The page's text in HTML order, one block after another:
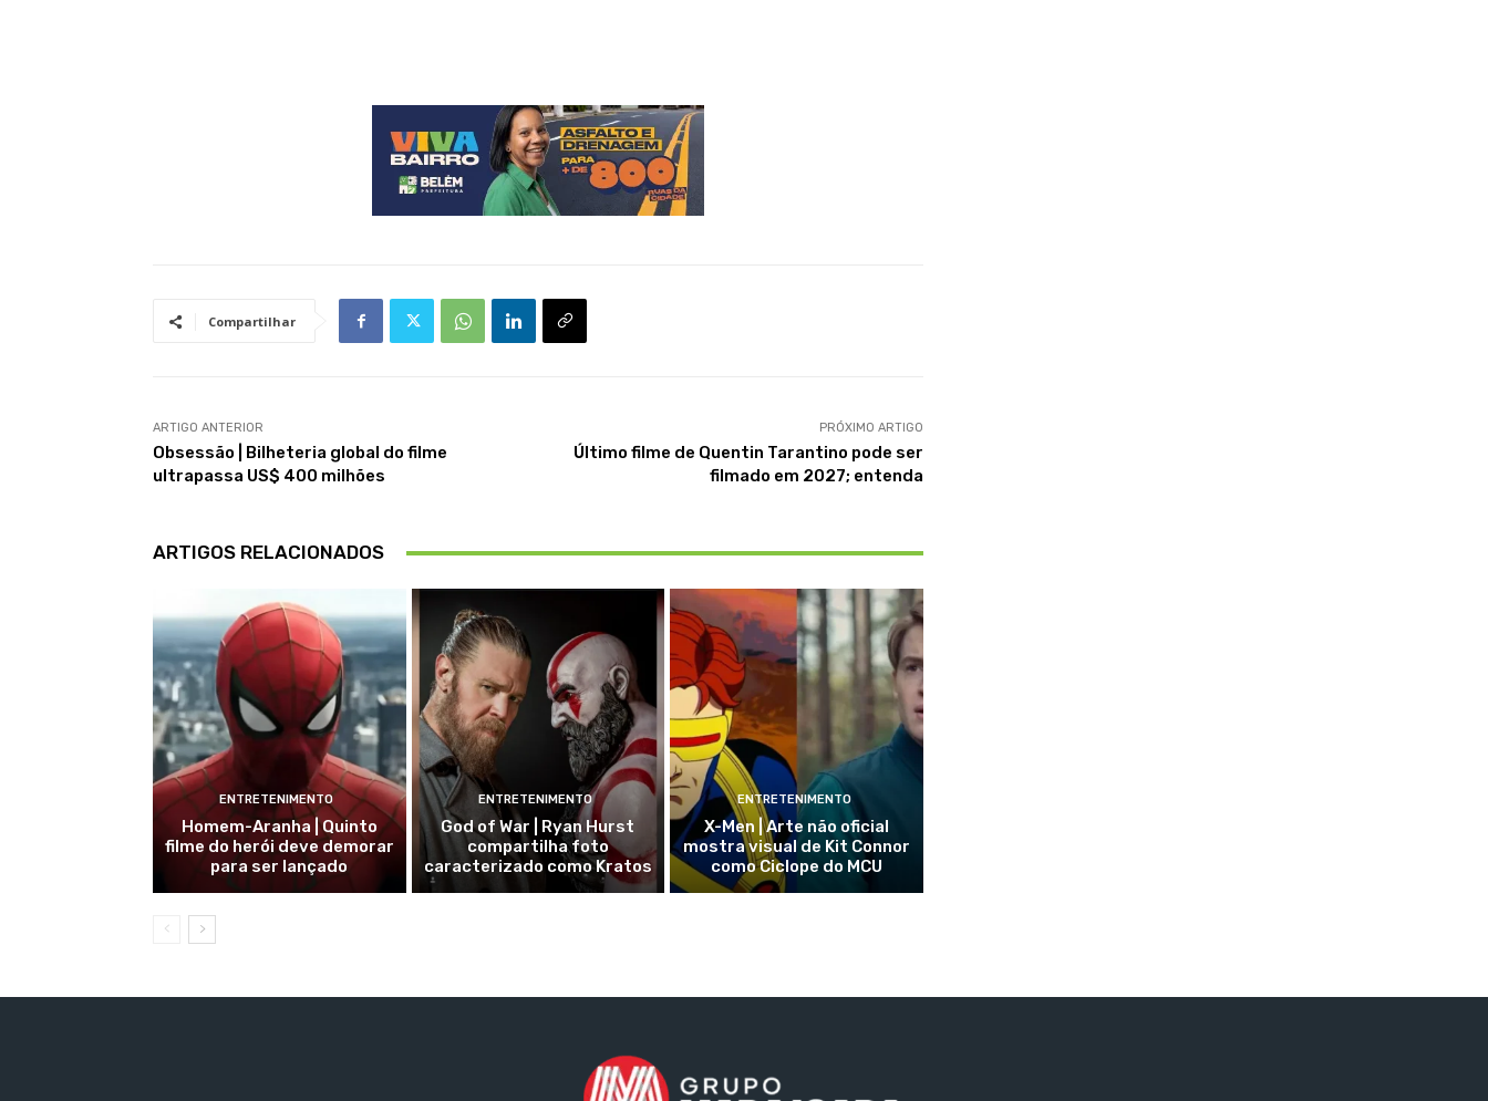
Compartilhar
ARTIGO ANTERIOR
Obsessão | Bilheteria global do filme
ultrapassa US$ 400 milhões
PRÓXIMO ARTIGO
Último filme de Quentin Tarantino pode ser
filmado em 2027; entenda
ARTIGOS RELACIONADOS
ENTRETENIMENTO
Homem-Aranha | Quinto
filme do herói deve demorar
para ser lançado
ENTRETENIMENTO
God of War | Ryan Hurst
compartilha foto
caracterizado como Kratos
ENTRETENIMENTO
X-Men | Arte não oficial
mostra visual de Kit Connor
como Ciclope do MCU